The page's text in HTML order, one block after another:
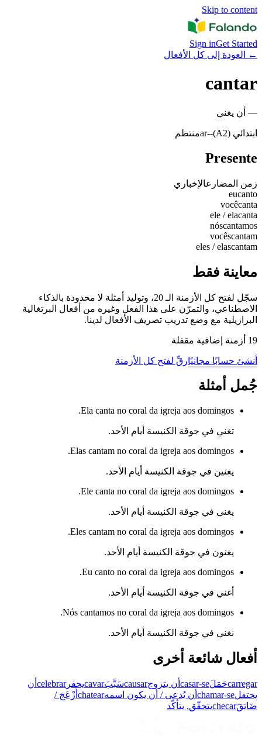
Skip to content
Sign inGet Started
←
العودة إلى كل الأفعال
cantar
— أن يغني
ابتدائي (A2) -
-ar منتظم
Presente
زمن المضارعالإخباري
eucanto
vocêcanta
ele / elacanta
nóscantamos
vocêscantam
eles / elascantam
معاينة فقط
سجّل لفتح كل الأزمنة الـ 20، وتوليد أمثلة لا محدودة بالذكاء
الاصطناعي، والتمرّن على هذا الفعل وغيره من أفعال البرتغالية
البرازيلية مع وضع تدريب تصريف الأفعال لدينا.
19 أزمنة إضافية مقفلة
أنشئ حسابًا مجانيًارقِّ لفتح كل الأزمنة
جُمل أمثلة
Ela canta no coral da igreja aos domingos.
تغني في جوقة الكنيسة أيام الأحد.
Elas cantam no coral da igreja aos domingos.
يغنين في جوقة الكنيسة أيام الأحد.
Ele canta no coral da igreja aos domingos.
يغني في جوقة الكنيسة أيام الأحد.
Eles cantam no coral da igreja aos domingos.
يغنون في جوقة الكنيسة أيام الأحد.
Eu canto no coral da igreja aos domingos.
أغني في جوقة الكنيسة أيام الأحد.
Nós cantamos no coral da igreja aos domingos.
نغني في جوقة الكنيسة أيام الأحد.
أفعال شائعة أخرى
carregarحَمَلَcasar-se أن يتزوجcausarسَبَّبَcavarيحفرcelebrar أن
يحتفلchamar-se أن يُدعى / أن يكون اسمهchatear أَزْعَجَ /
ضَايَقَchecarيتحقّق, يتأكّد